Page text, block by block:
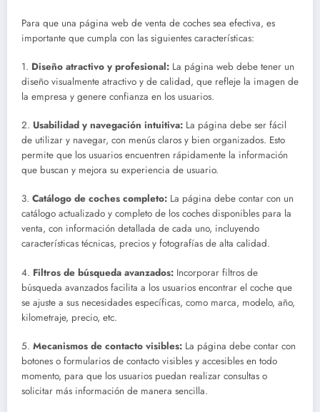
Para que una página web de venta de coches sea efectiva, es
importante que cumpla con las siguientes características:
1. Diseño atractivo y profesional: La página web debe tener un
diseño visualmente atractivo y de calidad, que refleje la imagen de
la empresa y genere confianza en los usuarios.
2. Usabilidad y navegación intuitiva: La página debe ser fácil
de utilizar y navegar, con menús claros y bien organizados. Esto
permite que los usuarios encuentren rápidamente la información
que buscan y mejora su experiencia de usuario.
3. Catálogo de coches completo: La página debe contar con un
catálogo actualizado y completo de los coches disponibles para la
venta, con información detallada de cada uno, incluyendo
características técnicas, precios y fotografías de alta calidad.
4. Filtros de búsqueda avanzados: Incorporar filtros de
búsqueda avanzados facilita a los usuarios encontrar el coche que
se ajuste a sus necesidades específicas, como marca, modelo, año,
kilometraje, precio, etc.
5. Mecanismos de contacto visibles: La página debe contar con
botones o formularios de contacto visibles y accesibles en todo
momento, para que los usuarios puedan realizar consultas o
solicitar más información de manera sencilla.